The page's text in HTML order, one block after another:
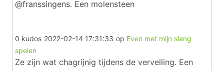
@franssingens. Een molensteen
0 kudos 2022-02-14 17:31:33 op Even met mijn slang
spelen
Ze zijn wat chagrijnig tijdens de vervelling. Een